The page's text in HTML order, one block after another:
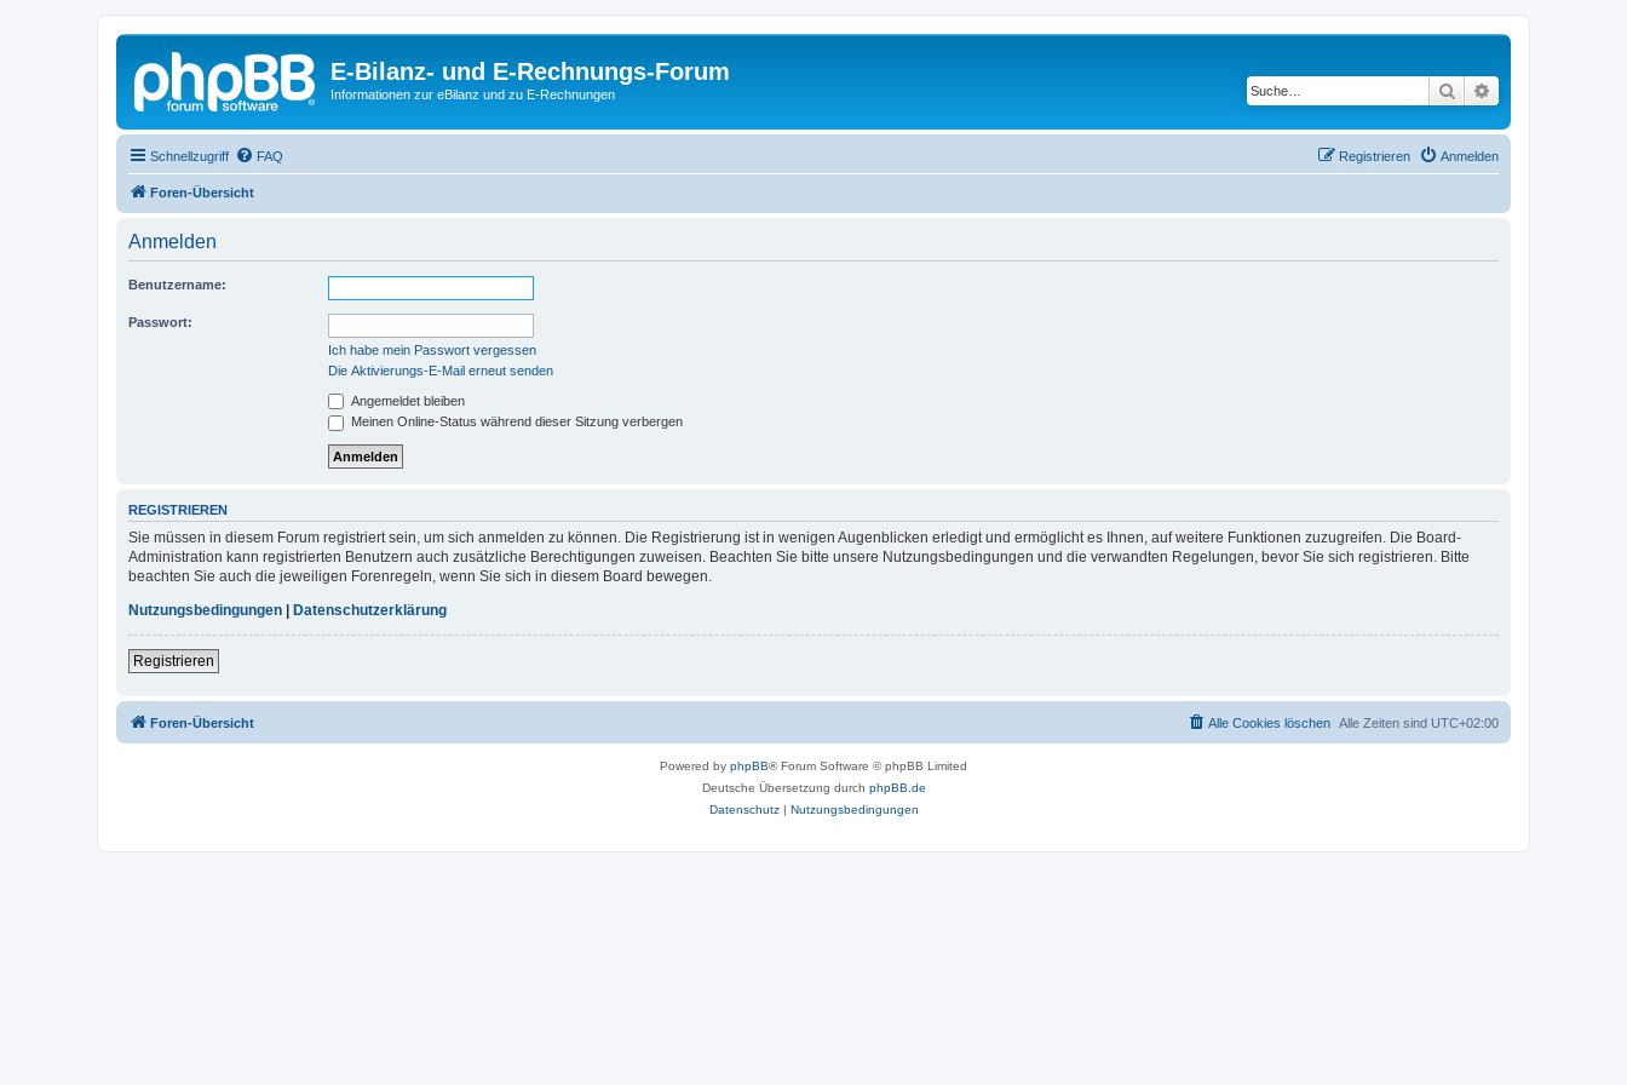
E-Bilanz- und E-Rechnungs-Forum
Informationen zur eBilanz und zu E-Rechnungen Suche
Schnellzugriff FAQ Anmelden
Registrieren
Foren-Übersicht
Anmelden
Benutzername:
Passwort:
Ich habe mein Passwort vergessen
Die Aktivierungs-E-Mail erneut senden
Angemeldet bleiben
Meinen Online-Status während dieser Sitzung verbergen
REGISTRIEREN
Sie müssen in diesem Forum registriert sein, um sich anmelden zu können. Die Registrierung ist in wenigen Augenblicken erledigt und ermöglicht es Ihnen, auf weitere Funktionen zuzugreifen. Die Board-
Administration kann registrierten Benutzern auch zusätzliche Berechtigungen zuweisen. Beachten Sie bitte unsere Nutzungsbedingungen und die verwandten Regelungen, bevor Sie sich registrieren. Bitte
beachten Sie auch die jeweiligen Forenregeln, wenn Sie sich in diesem Board bewegen.
Nutzungsbedingungen
Datenschutzerklärung
Registrieren
Foren-Übersicht Alle Zeiten sind UTC+02:00
Alle Cookies löschen
Powered by phpBB® Forum Software © phpBB Limited
Deutsche Übersetzung durch phpBB.de
Datenschutz| Nutzungsbedingungen